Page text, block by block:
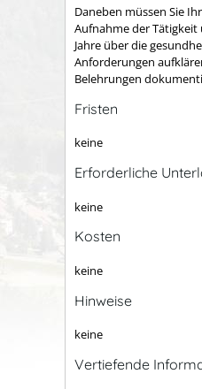
Daneben müssen Sie
Aufnahme der Tätigkeit
Jahre über die
Anforderungen
Belehrungen
Fristen
keine
Erforderliche
keine
Kosten
keine
Hinweise
keine
Vertiefende